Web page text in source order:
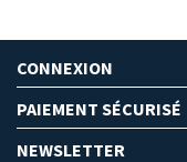
CONNEXION
PAIEMENT SÉCURISÉ
NEWSLETTER